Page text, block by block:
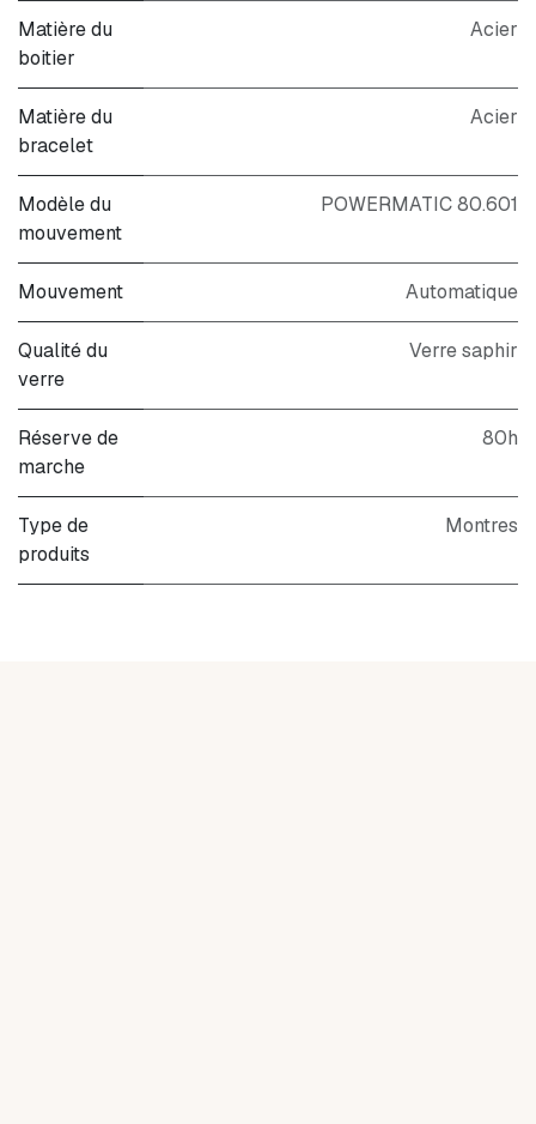
Matière du
boitier
Acier
Matière du
bracelet
Acier
Modèle du
mouvement
POWERMATIC 80.601
Mouvement Automatique
Qualité du
verre
Verre saphir
Réserve de
marche
80h
Type de
produits
Montres